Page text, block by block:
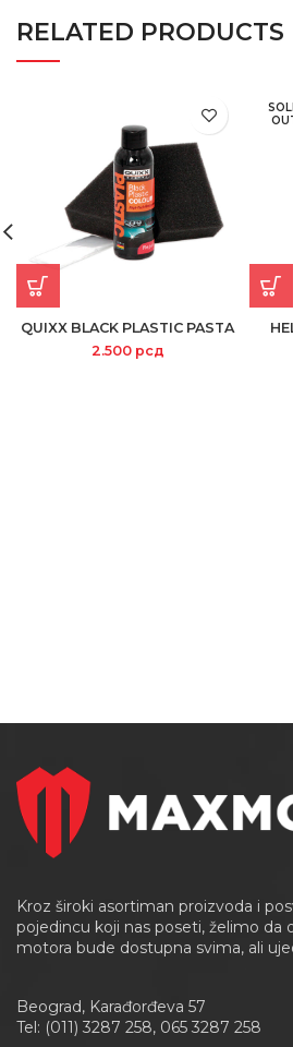
RELATED PRODUCTS
QUIXX BLACK PLASTIC PASTA
2.500 рсд
Kroz široki asortiman proizvoda i
pojedincu koji nas poseti, želimo da
motora bude dostupna svima, ali
Beograd, Karađorđeva 57
Tel: (011) 3287 258, 065 3287 258